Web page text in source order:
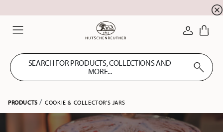
Summer SALE! Get EXTRA 5% OFF and
LOGIN
SEARCH FOR PRODUCTS, COLLECTIONS AND
MORE...
PRODUCTS COOKIE & COLLECTOR'S JARS